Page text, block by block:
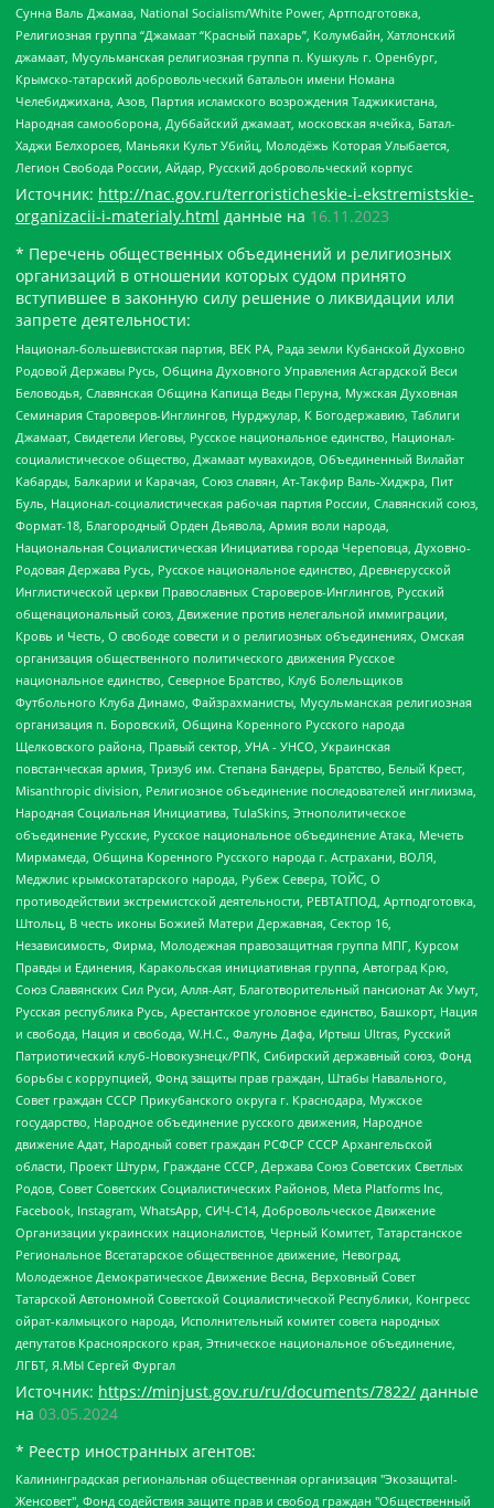
Сунна Валь Джамаа, National Socialism/White Power, Артподготовка,
Религиозная группа “Джамаат “Красный пахарь”, Колумбайн, Хатлонский
джамаат, Мусульманская религиозная группа п. Кушкуль г. Оренбург,
Крымско-татарский добровольческий батальон имени Номана
Челебиджихана, Азов, Партия исламского возрождения Таджикистана,
Народная самооборона, Дуббайский джамаат, московская ячейка, Батал-
Хаджи Белхороев, Маньяки Культ Убийц, Молодёжь Которая Улыбается,
Легион Свобода России, Айдар, Русский добровольческий корпус
Источник: http://nac.gov.ru/terroristicheskie-i-ekstremistskie-
organizacii-i-materialy.html данные на 16.11.2023
* Перечень общественных объединений и религиозных
организаций в отношении которых судом принято
вступившее в законную силу решение о ликвидации или
запрете деятельности:
Национал-большевистская партия, ВЕК РА, Рада земли Кубанской Духовно
Родовой Державы Русь, Община Духовного Управления Асгардской Веси
Беловодья, Славянская Община Капища Веды Перуна, Мужская Духовная
Семинария Староверов-Инглингов, Нурджулар, К Богодержавию, Таблиги
Джамаат, Свидетели Иеговы, Русское национальное единство, Национал-
социалистическое общество, Джамаат мувахидов, Объединенный Вилайат
Кабарды, Балкарии и Карачая, Союз славян, Ат-Такфир Валь-Хиджра, Пит
Буль, Национал-социалистическая рабочая партия России, Славянский союз,
Формат-18, Благородный Орден Дьявола, Армия воли народа,
Национальная Социалистическая Инициатива города Череповца, Духовно-
Родовая Держава Русь, Русское национальное единство, Древнерусской
Инглистической церкви Православных Староверов-Инглингов, Русский
общенациональный союз, Движение против нелегальной иммиграции,
Кровь и Честь, О свободе совести и о религиозных объединениях, Омская
организация общественного политического движения Русское
национальное единство, Северное Братство, Клуб Болельщиков
Футбольного Клуба Динамо, Файзрахманисты, Мусульманская религиозная
организация п. Боровский, Община Коренного Русского народа
Щелковского района, Правый сектор, УНА - УНСО, Украинская
повстанческая армия, Тризуб им. Степана Бандеры, Братство, Белый Крест,
Misanthropic division, Религиозное объединение последователей инглиизма,
Народная Социальная Инициатива, TulaSkins, Этнополитическое
объединение Русские, Русское национальное объединение Атака, Мечеть
Мирмамеда, Община Коренного Русского народа г. Астрахани, ВОЛЯ,
Меджлис крымскотатарского народа, Рубеж Севера, ТОЙС, О
противодействии экстремистской деятельности, РЕВТАТПОД, Артподготовка,
Штольц, В честь иконы Божией Матери Державная, Сектор 16,
Независимость, Фирма, Молодежная правозащитная группа МПГ, Курсом
Правды и Единения, Каракольская инициативная группа, Автоград Крю,
Союз Славянских Сил Руси, Алля-Аят, Благотворительный пансионат Ак Умут,
Русская республика Русь, Арестантское уголовное единство, Башкорт, Нация
и свобода, Нация и свобода, W.H.С., Фалунь Дафа, Иртыш Ultras, Русский
Патриотический клуб-Новокузнецк/РПК, Сибирский державный союз, Фонд
борьбы с коррупцией, Фонд защиты прав граждан, Штабы Навального,
Совет граждан СССР Прикубанского округа г. Краснодара, Мужское
государство, Народное объединение русского движения, Народное
движение Адат, Народный совет граждан РСФСР СССР Архангельской
области, Проект Штурм, Граждане СССР, Держава Союз Советских Светлых
Родов, Совет Советских Социалистических Районов, Meta Platforms Inc,
Facebook, Instagram, WhatsApp, СИЧ-С14, Добровольческое Движение
Организации украинских националистов, Черный Комитет, Татарстанское
Региональное Всетатарское общественное движение, Невоград,
Молодежное Демократическое Движение Весна, Верховный Совет
Татарской Автономной Советской Социалистической Республики, Конгресс
ойрат-калмыцкого народа, Исполнительный комитет совета народных
депутатов Красноярского края, Этническое национальное объединение,
ЛГБТ, Я.МЫ Сергей Фургал
Источник: https://minjust.gov.ru/ru/documents/7822/ данные
на 03.05.2024
* Реестр иностранных агентов:
Калининградская региональная общественная организация "Экозащита!-Женсовет", Фонд содействия защите прав и свобод граждан "Общественный вердикт", Фонд "Институт Развития Свободы Информации", Частное учреждение "Информационное агентство МЕМО. РУ", Региональная общественная организация "Общественная комиссия по сохранению наследия академика Сахарова", Фонд поддержки свободы прессы, Санкт-Петербургская общественная правозащитная организация "Гражданский контроль", Межрегиональная общественная организация "Информационно-просветительский центр "Мемориал", Региональный Фонд "Центр Защиты Прав Средств Массовой Информации", с 05.12.2023 Фонд "Центр Защиты Прав Средств массовой информации", Региональная общественная благотворительная организация помощи беженцам и мигрантам "Гражданское содействие", Негосударственное образовательное учреждение дополнительного профессионального образования (повышение квалификации) специалистов "АКАДЕМИЯ ПО ПРАВАМ ЧЕЛОВЕКА", Свердловская региональная общественная организация "Сутяжник", Автономная некоммерческая организация "Центр независимых социологических исследований", Союз общественных объединений "Российский исследовательский центр по правам человека", Региональное общественное учреждение научно-информационный центр "МЕМОРИАЛ", Некоммерческая организация "Фонд защиты гласности", Автономная некоммерческая организация "Институт прав человека", Городская общественная организация "Екатеринбургское общество "МЕМОРИАЛ", Городская общественная организация "Рязанское историко-просветительское и правозащитное общество "Мемориал" (Рязанский Мемориал), Челябинский региональный орган общественной самодеятельности – женское общественное объединение "Женщины Евразии", Челябинский региональный орган общественной самодеятельности "Уральская правозащитная группа", Фонд содействия защите здоровья и социальной справедливости имени Андрея Рылькова, Автономная Некоммерческая Организация "Аналитический Центр Юрия Левады", Автономная некоммерческая организация социальной поддержки населения "Проект Апрель", Региональная общественная организация помощи женщинам и детям, находящимся в кризисной ситуации "Информационно-методический центр "Анна", Фонд содействия развитию массовых коммуникаций и правовому просвещению "Так-так-Так", Фонд содействия устойчивому развитию "Серебряная тайга", Свердловский региональный общественный фонд социальных проектов "Новое время", "Idel.Реалии", Кавказ.Реалии, Крым.Реалии, Телеканал Настоящее Время, Татаро-башкирская служба Радио Свобода (Azatliq Radiosi), Радио Свободная Европа/Радио Свобода (PCE/PC), "Сибирь.Реалии", "Фактограф", Благотворительный фонд помощи осужденным и их семьям, Автономная некоммерческая организация "Институт глобализации и социальных движений", Фонд "В защиту прав заключенных", Частное учреждение "Центр поддержки и содействия развитию средств массовой информации", Пензенский региональный общественный благотворительный фонд "Гражданский союз", "Север.Реалии", Некоммерческая организация Фонд "Правовая инициатива", Общество с ограниченной ответственностью "Радио Свободная Европа/Радио Свобода", Чешское информационное агентство "MEDIUM-ORIENT", Красноярская региональная общественная организация "Мы против СПИДа", Камалягин Денис Николаевич, Маркелов Сергей Евгеньевич, Пономарев Лев Александрович, Савицкая Людмила Алексеевна, Автономная некоммерческая организация "Центр по работе с проблемой насилия "НАСИЛИЮ.НЕТ", Межрегиональный профессиональный союз работников здравоохранения "Альянс врачей", Юридическое лицо, зарегистрированное в Латвийской Республике, SIA "Medusa Project" (регистрационный номер 40103797863, дата регистрации 10.06.2014), Некоммерческая организация "Фонд по борьбе с коррупцией", Автономная некоммерческая организация "Институт права и публичной политики", Баданин Роман Сергеевич, Гликин Максим Александрович, Железнова Мария Михайловна, Лукьянова Юлия Сергеевна, Маетная Елизавета Витальевна, Маняхин Петр Борисович, Чуракова Ольга Владимировна, Ярош Юлия Петровна, Юридическое лицо "The Insider SIA", зарегистрированное в Риге, Латвийская Республика (дата регистрации 26.06.2015), являющееся администратором доменного имени интернет-издания "The Insider SIA", https://theins.ru, Постернак Алексей Евгеньевич, Рубин Михаил Аркадьевич, Анин Роман Александрович, Юридическое лицо Istories fonds, зарегистрированное в Латвийской Республике (регистрационный номер 50008295751, дата регистрации 24.02.2020), Великовский Дмитрий Александрович, Долинина Ирина Николаевна, Мароховская Алеся Алексеевна, Шлейнов Роман Юрьевич, Шмагун Олеся Валентиновна, Общество с ограниченной ответственностью "Альтаир 2021", Общество с ограниченной ответственностью "Вега 2021", Общество с ограниченной ответственностью "Главный редактор 2021", Общество с ограниченной ответственностью "Ромашки монолит", Важенков Артем Валерьевич, Ивановская областная общественная организация "Центр гендерных исследований", Гурман Юрий Альбертович, Медиапроект "ОВД-Инфо", Егоров Владимир Владимирович, Жилинский Владимир Александрович, Общество с ограниченной ответственностью "ЗП", Иванова София Юрьевна, Карезина Инна Павловна, Кильтау Екатерина Викторовна, Петров Алексей Викторович, Пискунов Сергей Евгеньевич, Смирнов Сергей Сергеевич, Тихонов Михаил Сергеевич, Общество с ограниченной ответственностью "ЖУРНАЛИСТ-ИНОСТРАННЫЙ АГЕНТ", Арапова Галина Юрьевна, Вольтская Татьяна Анатольевна, Американская компания "Mason G.E.S. Anonymous Foundation" (США), являющаяся владельцем интернет-издания https://mnews.world/, Компания "Stichting Bellingcat", зарегистрированная в Нидерландах (дата регистрации 11.07.2018), Захаров Андрей Вячеславович, Клепиковская Екатерина Дмитриевна, Общество с ограниченной ответственностью "МЕМО", Перл Роман Александрович, Симонов Евгений Алексеевич, Соловьева Елена Анатольевна, Сотников Даниил Владимирович, Сурначева Елизавета Дмитриевна, Автономная некоммерческая организация по защите прав человека и информированию населения "Якутия – Наше Мнение", Общество с ограниченной ответственностью "Москоу диджитал медиа", с 26.01.2023 Общество с ограниченной ответственностью "Чайка Белые сады", Ветошкина Валерия Валерьевна, Заговора Максим Александрович, Межрегиональное общественное движение "Российская ЛГБТ - сеть", Оленичев Максим Владимирович, Павлов Иван Юрьевич, Скворцова Елена Сергеевна, Общество с ограниченной ответственностью "Как бы инагент", Кочетков Игорь Викторович, Общество с ограниченной ответственностью "Честные выборы", Еланчик Олег Александрович, Общество с ограниченной ответственностью "Нобелевский призыв", Гималова Регина Эмилевна, Григорьев Андрей Валерьевич, Григорьева Алина Александровна, Ассоциация по содействию защите прав призывников, альтернативнослужащих и военнослужащих "Правозащитная группа "Гражданин.Армия.Право", Хисамова Регина Фаритовна, Автономная некоммерческая организация по реализации социально-правовых программ "Лилит", Дальневосточное общественное движение "Маяк", Санкт-Петербургская ЛГБТ-инициативная группа "Выход", Инициативная группа ЛГБТ+ "Реверс", Алексеев Андрей Викторович, Бекбулатова Таисия Львовна, Беляев Иван Михайлович, Владыкина Елена Сергеевна, Гельман Марат Александрович, Никульшина Вероника Юрьевна, Толоконникова Надежда Андреевна, Шендерович Виктор Анатольевич, Общество с ограниченной ответственностью "Данное сообщение", Общество с ограниченной ответственностью Издательский дом "Новая глава", Айнбиндер Александра Александровна, Московский комьюнити-центр для ЛГБТ+инициатив, Благотворительный фонд развития филантропии, Deutsche Welle (Германия, Kurt-Schumacher-Strasse 3, 53113 Bonn), Борзунова Мария Михайловна, Воробьев Виктор Викторович, Голубева Анна Львовна, Константинова Алла Михайловна, Малкова Ирина Владимировна, Мурадов Мурад Абдулгалимович, Осетинская Елизавета Николаевна, Понасенков Евгений Николаевич, Ганапольский Матвей Юрьевич, Киселев Евгений Алексеевич, Борухович Ирина Григорьевна, Дремин Иван Тимофеевич, Дубровский Дмитрий Викторович, Красноярская региональная общественная организация поддержки и развития альтернативных образовательных технологий и межкультурных коммуникаций "ИНТЕРРА", Маяковская Екатерина Алексеевна, Фейгин Марк Захарович, Филимонов Андрей Викторович, Дзугкоева Регина Николаевна, Доброхотов Роман Александрович, Дудь Юрий Александрович, Елкин Сергей Владимирович, Кругликов Кирилл Игоревич, Сабунаева Мария Леонидовна, Семенов Алексей Владимирович, Шаинян Карен Багратович, Шульман Екатерина Михайловна, Асафьев Артур Валерьевич, Вахштайн Виктор Семенович, Венедиктов Алексей Алексеевич, Лушникова Екатерина Евгеньевна, Волков Леонид Михайлович, Невзоров Александр Глебович, Пархоменко Сергей Борисович, Сироткин Ярослав Николаевич, Кара-Мурза Владимир Владимирович, Баранова Наталья Владимировна, Гозман Леонид Яковлевич, Кагарлицкий Борис Юльевич, Климарев Михаил Валерьевич, Милов Владимир Станиславович, Автономная некоммерческая организация Краснодарский центр современного искусства "Типография", Моргенштерн Алишер Тагирович, Соболь Любовь Эдуардовна, Общество с ограниченной ответственностью "ЛИЗА НОРМ", Каспаров Гарри Кимович, Ходорковский Михаил Борисович, Общество с ограниченной ответственностью "Апрельские тезисы", Данилович Ирина Брониславовна, Кашин Олег Владимирович, Петров Николай Владимирович, Пивоваров Алексей Владимирович, Соколов Михаил Владимирович, Цветкова Юлия Владимировна, Чичваркин Евгений Александрович, Комитет против пыток/Команда против пыток, Общество с ограниченной ответственностью "Первый научный", Общество с ограниченной ответственностью "Вертолет и ко", Белоцерковская Вероника Борисовна, Кац Максим Евгеньевич, Лазарева Татьяна Юрьевна, Шаведдинов Руслан Табризович, Яшин Илья Валерьевич, Общество с ограниченной ответственностью "Иноагент ААВ", Алешковский Дмитрий Петрович, Альбац Евгения Марковна, Быков Дмитрий Львович, Галямина Юлия Евгеньевна, Лойко Сергей Леонидович, Мартынов Кирилл Константинович, Медведев Сергей Александрович, Крашенинников Федор Геннадиевич, Гордеева Катерина Вл